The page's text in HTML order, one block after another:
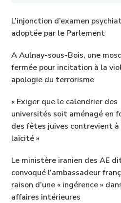
L’injonction d’examen
adoptée par le Parlement
A Aulnay-sous-Bois, une
fermée pour incitation à la
apologie du terrorisme
« Exiger que le calendrier des
universités soit aménagé en
des fêtes juives contrevient à
laïcité »
Le ministère iranien des AE
convoqué l’ambassadeur
raison d’une « ingérence »
affaires intérieures